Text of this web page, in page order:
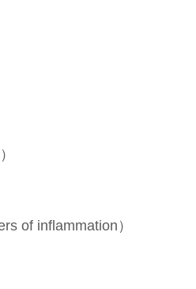
of inflammation）